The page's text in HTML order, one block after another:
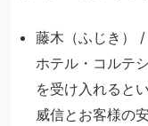
藤木（ふじき）
ホテル・コルテ
を受け入れると
威信とお客様の